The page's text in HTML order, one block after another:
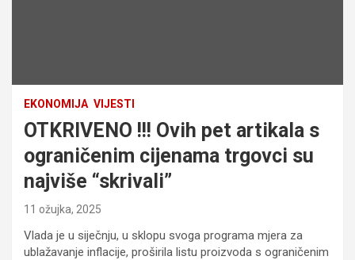
EKONOMIJA VIJESTI
OTKRIVENO !!! Ovih pet artikala s
ograničenim cijenama trgovci su
najviše “skrivali”
11 ožujka, 2025
Vlada je u siječnju, u sklopu svoga programa mjera za
ublažavanje inflacije, proširila listu proizvoda s ograničenim